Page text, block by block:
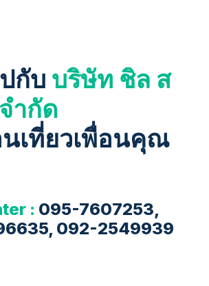
กับ บริษัท ชิล ส
ำกัด
นเที่ยวเพื่อนคุณ
: 095-7607253,
092-2549939